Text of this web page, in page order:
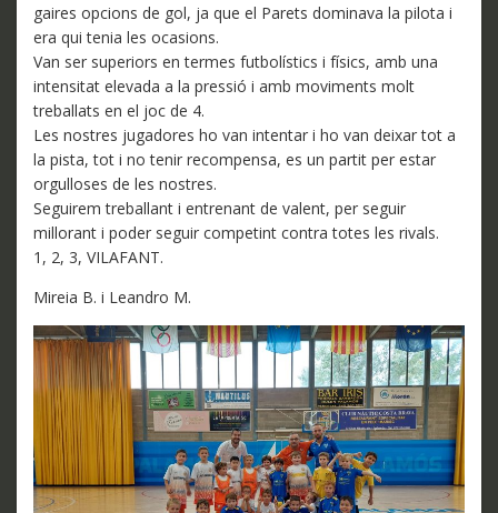
gaires opcions de gol, ja que el Parets dominava la pilota i
era qui tenia les ocasions.
Van ser superiors en termes futbolístics i físics, amb una
intensitat elevada a la pressió i amb moviments molt
treballats en el joc de 4.
Les nostres jugadores ho van intentar i ho van deixar tot a
la pista, tot i no tenir recompensa, es un partit per estar
orgulloses de les nostres.
Seguirem treballant i entrenant de valent, per seguir
millorant i poder seguir competint contra totes les rivals.
1, 2, 3, VILAFANT.
Mireia B. i Leandro M.